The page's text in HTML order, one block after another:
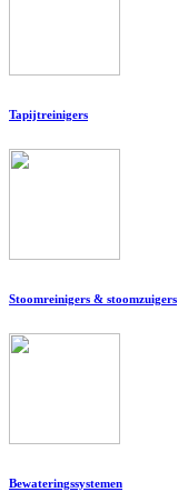
Tapijtreinigers
Stoomreinigers & stoomzuigers
Bewateringssystemen